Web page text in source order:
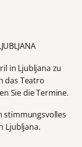
in Ljubljana zu
das Teatro
Sie die Termine.
stimmungsvolles
Ljubljana.